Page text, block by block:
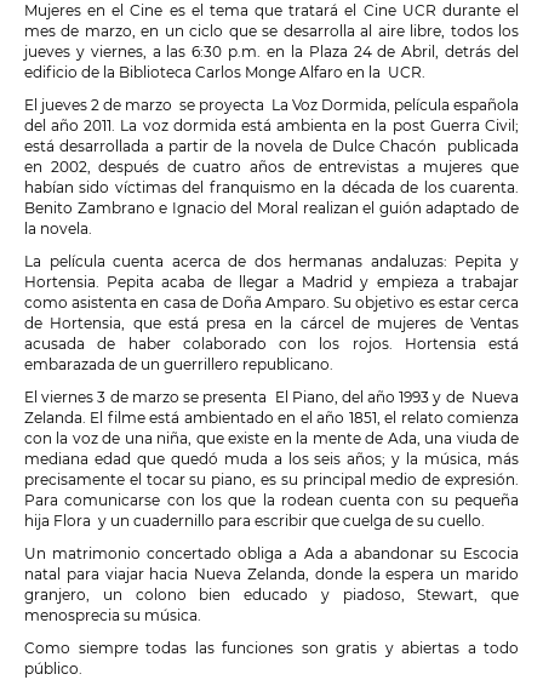
Mujeres en el Cine es el tema que tratará el Cine UCR durante el
mes de marzo, en un ciclo que se desarrolla al aire libre, todos los
jueves y viernes, a las 6:30 p.m. en la Plaza 24 de Abril, detrás del
edificio de la Biblioteca Carlos Monge Alfaro en la UCR.
El jueves 2 de marzo se proyecta La Voz Dormida, película española
del año 2011. La voz dormida está ambienta en la post Guerra Civil;
está desarrollada a partir de la novela de Dulce Chacón publicada
en 2002, después de cuatro años de entrevistas a mujeres que
habían sido víctimas del franquismo en la década de los cuarenta.
Benito Zambrano e Ignacio del Moral realizan el guión adaptado de
la novela.
La película cuenta acerca de dos hermanas andaluzas: Pepita y
Hortensia. Pepita acaba de llegar a Madrid y empieza a trabajar
como asistenta en casa de Doña Amparo. Su objetivo es estar cerca
de Hortensia, que está presa en la cárcel de mujeres de Ventas
acusada de haber colaborado con los rojos. Hortensia está
embarazada de un guerrillero republicano.
El viernes 3 de marzo se presenta El Piano, del año 1993 y de Nueva
Zelanda. El filme está ambientado en el año 1851, el relato comienza
con la voz de una niña, que existe en la mente de Ada, una viuda de
mediana edad que quedó muda a los seis años; y la música, más
precisamente el tocar su piano, es su principal medio de expresión.
Para comunicarse con los que la rodean cuenta con su pequeña
hija Flora y un cuadernillo para escribir que cuelga de su cuello.
Un matrimonio concertado obliga a Ada a abandonar su Escocia
natal para viajar hacia Nueva Zelanda, donde la espera un marido
granjero, un colono bien educado y piadoso, Stewart, que
menosprecia su música.
Como siempre todas las funciones son gratis y abiertas a todo
público.